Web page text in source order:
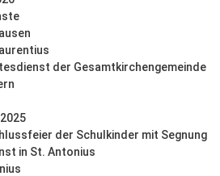
der Gesamtkirchengemeinde
der Schulkinder mit Segnung
in St. Antonius